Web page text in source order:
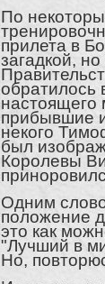
По
прилета в
загадкой,
обратилось
настоящего
прибывшие
некого
был
Королевы
Одним
положение
это как
"Лучший в
Но,